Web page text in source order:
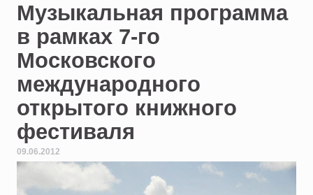
Музыкальная программа
в рамках 7-го
Московского
международного
открытого книжного
фестиваля
09.06.2012